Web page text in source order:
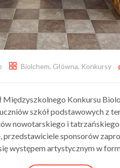
Biolchem, Główna, Konkursy
Międzyszkolnego Konkursu
szkół podstawowych z
nowotarskiego i
przedstawiciele sponsorów
występem artystycznym w